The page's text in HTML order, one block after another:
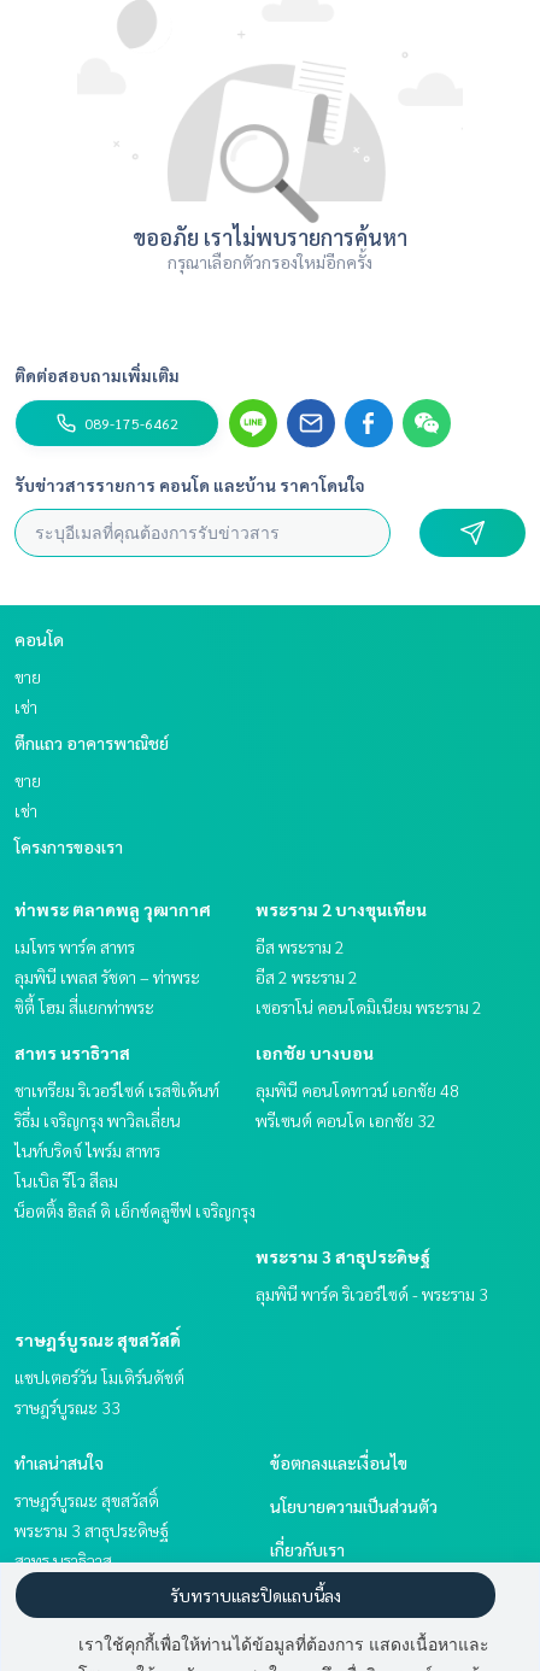
ขออภัย เราไม่พบรายการค้นหา
กรุณาเลือกตัวกรองใหม่อีกครั้ง
ติดต่อสอบถามเพิ่มเติม
089-175-6462
รับข่าวสารรายการ คอนโด และบ้าน ราคาโดนใจ
คอนโด
ขาย
เช่า
ตึกแถว อาคารพาณิชย์
ขาย
เช่า
โครงการของเรา
ท่าพระ ตลาดพลู วุฒากาศ
เมโทร พาร์ค สาทร
ลุมพินี เพลส รัชดา – ท่าพระ
ซิตี้ โฮม สี่แยกท่าพระ
พระราม 2 บางขุนเทียน
อีส พระราม 2
อีส 2 พระราม 2
เซอราโน่ คอนโดมิเนียม พระราม 2
สาทร นราธิวาส
ชาเทรียม ริเวอร์ไซด์ เรสซิเด้นท์
ริธึ่ม เจริญกรุง พาวิลเลี่ยน
ไนท์บริดจ์ ไพร์ม สาทร
โนเบิล รีโว สีลม
น็อตติ้ง ฮิลล์ ดิ เอ็กซ์คลูซีฟ เจริญกรุง
เอกชัย บางบอน
ลุมพินี คอนโดทาวน์ เอกชัย 48
พรีเซนต์ คอนโด เอกชัย 32
พระราม 3 สาธุประดิษฐ์
ลุมพินี พาร์ค ริเวอร์ไซด์ - พระราม 3
ราษฎร์บูรณะ สุขสวัสดิ์
แชปเตอร์วัน โมเดิร์นดัชต์
ราษฎร์บูรณะ 33
ทำเลน่าสนใจ
ราษฎร์บูรณะ สุขสวัสดิ์
พระราม 3 สาธุประดิษฐ์
สาทร นราธิวาส
นวมินทร์ รามอินทรา
เอกชัย บางบอน
พระราม 2 บางขุนเทียน
ข้อตกลงและเงื่อนไข
นโยบายความเป็นส่วนตัว
เกี่ยวกับเรา
วิธีการฝากขาย-เช่า
ติดต่อ
เราใช้คุกกี้เพื่อให้ท่านได้ข้อมูลที่ต้องการ แสดงเนื้อหาและ
รับทราบและปิดแถบนี้ลง